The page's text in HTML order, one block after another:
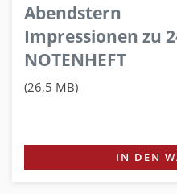
Abendstern
Impressionen zu
NOTENHEFT
(26,5 MB)
IN DEN